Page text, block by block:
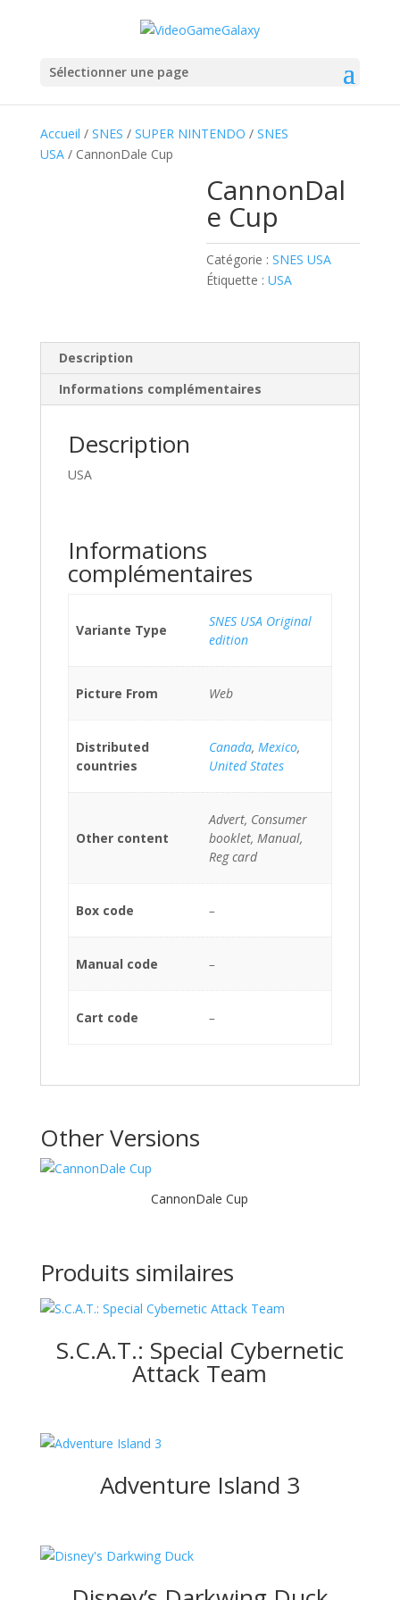
Sélectionner une page
Accueil / SNES / SUPER NINTENDO / SNES
USA/ CannonDale Cup
CannonDal
e Cup
Catégorie :SNES USA
Étiquette :USA
Description
Informations complémentaires
Description
USA
Informations
complémentaires
Variante Type
SNES USA Original
edition
Picture From Web
Distributed
countries
Canada, Mexico,
United States
Other content
Advert, Consumer
booklet, Manual,
Reg card
Box code –
Manual code –
Cart code –
Other Versions
CannonDale Cup
Produits similaires
S.C.A.T.: Special Cybernetic
Attack Team
Adventure Island 3